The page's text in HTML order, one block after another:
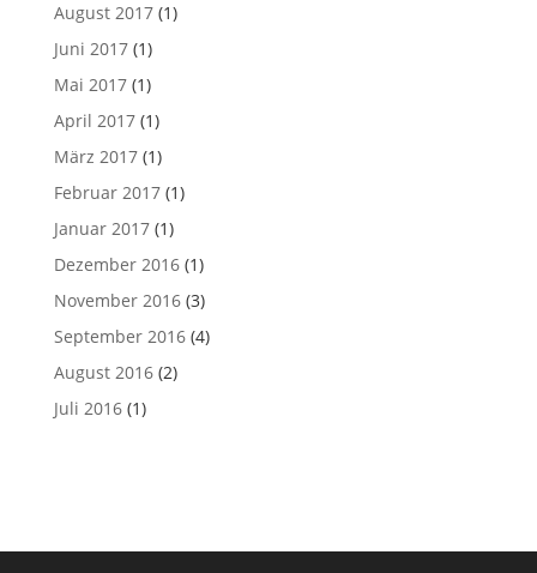
August 2017(1)
Juni 2017(1)
Mai 2017(1)
April 2017(1)
März 2017(1)
Februar 2017(1)
Januar 2017(1)
Dezember 2016(1)
November 2016(3)
September 2016(4)
August 2016(2)
Juli 2016(1)